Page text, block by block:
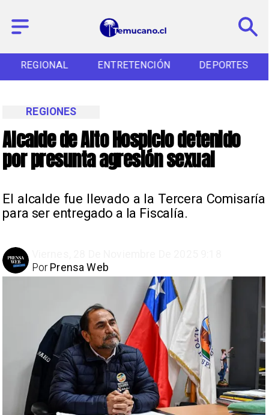
REGIONAL ENTRETENCIÓN DEPORTES
Alcalde de Alto Hospicio detenido
por presunta agresión sexual
El alcalde fue llevado a la Tercera Comisaría
para ser entregado a la Fiscalía.
REGIONES
Prensa Web
Por